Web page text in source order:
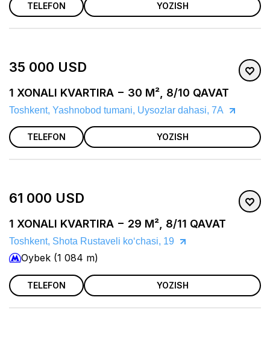
TELEFON YOZISH
35 000 USD
1 XONALI KVARTIRA − 30 M², 8/10 QAVAT
Toshkent, Yashnobod tumani, Uysozlar dahasi, 7A
TELEFON YOZISH
61 000 USD
1 XONALI KVARTIRA − 29 M², 8/11 QAVAT
Toshkent, Shota Rustaveli koʻchasi, 19
Oybek (1 084 m)
TELEFON YOZISH